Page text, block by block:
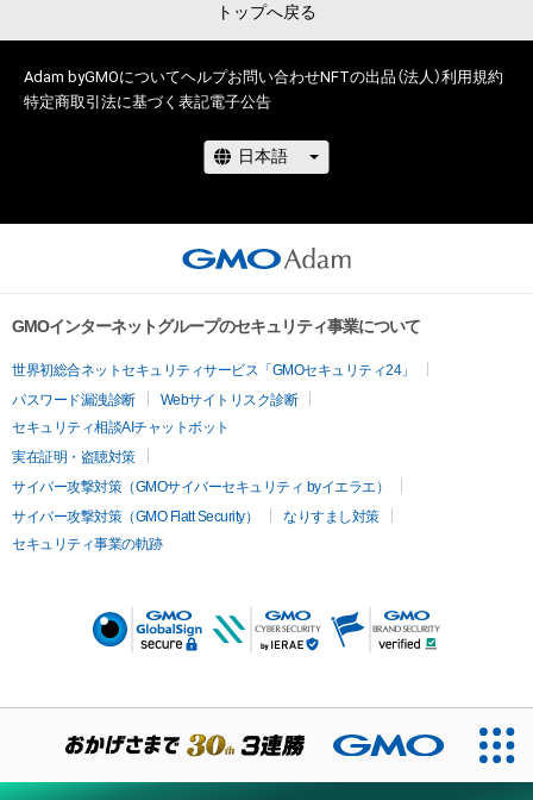
トップへ戻る
Adam byGMOについてヘルプお問い合わせNFTの出品（法人）利用規約
特定商取引法に基づく表記電子公告
GMOインターネットグループのセキュリティ事業について
世界初総合ネットセキュリティサービス「GMOセキュリティ24」
パスワード漏洩診断
Webサイトリスク診断
セキュリティ相談AIチャットボット
実在証明・盗聴対策
サイバー攻撃対策（GMOサイバーセキュリティ byイエラエ）
サイバー攻撃対策（GMO Flatt Security）
なりすまし対策
セキュリティ事業の軌跡